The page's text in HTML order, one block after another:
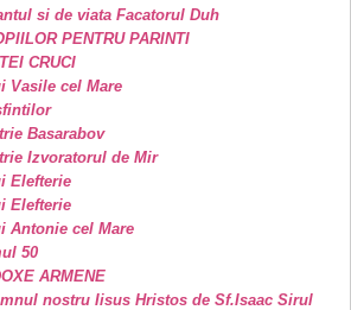
si de viata Facatorul Duh
PENTRU PARINTI
CRUCI
Vasile cel Mare
Basarabov
Izvoratorul de Mir
Elefterie
Elefterie
Antonie cel Mare
50
ARMENE
nostru Iisus Hristos de Sf.Isaac Sirul